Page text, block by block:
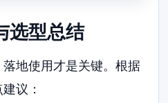
选型总结
地使用才是关键。根据
议：